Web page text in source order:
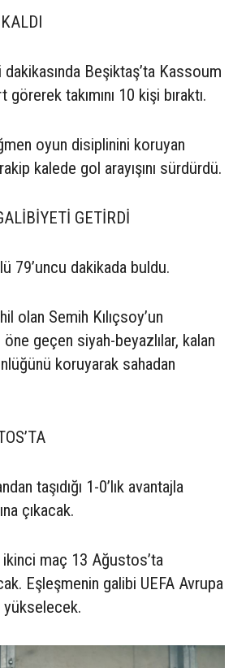
Beşiktaş’ta Kassoum
görerek takımını 10 kişi bıraktı.
oyun disiplinini koruyan
kalede gol arayışını sürdürdü.
GETİRDİ
79’uncu dakikada buldu.
olan Semih Kılıçsoy’un
geçen siyah-beyazlılar, kalan
koruyarak sahadan
taşıdığı 1-0’lık avantajla
çıkacak.
ikinci maç 13 Ağustos’ta
Eşleşmenin galibi UEFA Avrupa